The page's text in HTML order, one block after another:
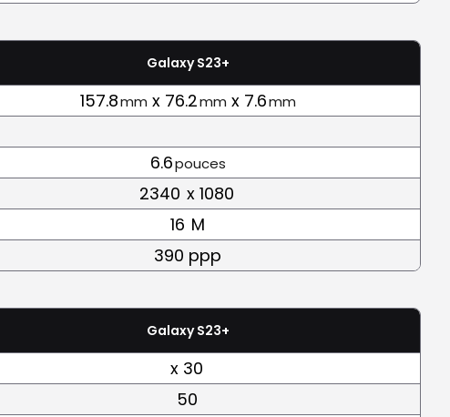
Galaxy S23+
157.8mm x 76.2mm x 7.6mm
6.6pouces
2340 x 1080
16 M
390 ppp
Galaxy S23+
x 30
50